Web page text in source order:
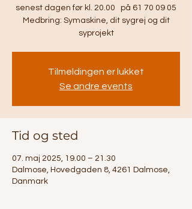
senest dagen før kl. 20.00 på 61 70 09 05
Medbring: Symaskine, dit sygrej og dit
syprojekt
Tilmeldingen er lukket
Se andre events
Tid og sted
07. maj 2025, 19.00 – 21.30
Dalmose, Hovedgaden 8, 4261 Dalmose,
Danmark